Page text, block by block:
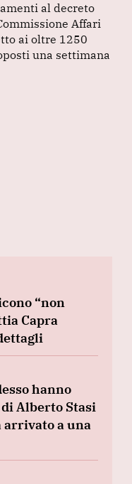
al decreto
Affari
ai oltre 1250
una settimana
“non
Capra
hanno
Alberto Stasi
arrivato a una